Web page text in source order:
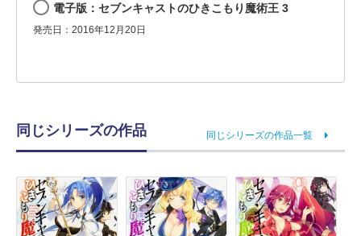
電子版：セブンキャストのひきこもり魔術王 3
発売日：2016年12月20日
同じシリーズの作品 同じシリーズの作品一覧